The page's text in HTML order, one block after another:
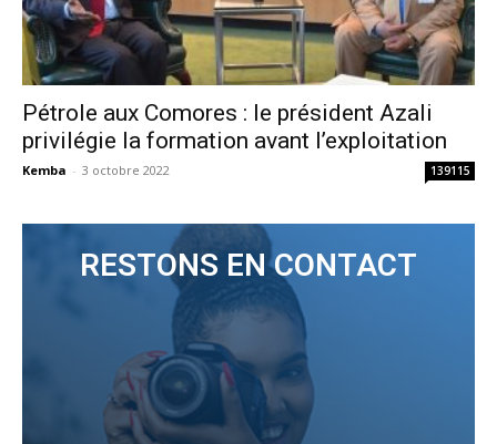
Pétrole aux Comores : le président Azali
privilégie la formation avant l’exploitation
Kemba - 3 octobre 2022 139115
RESTONS EN CONTACT